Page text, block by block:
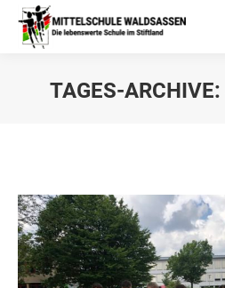
TAGES-ARCHIVE: